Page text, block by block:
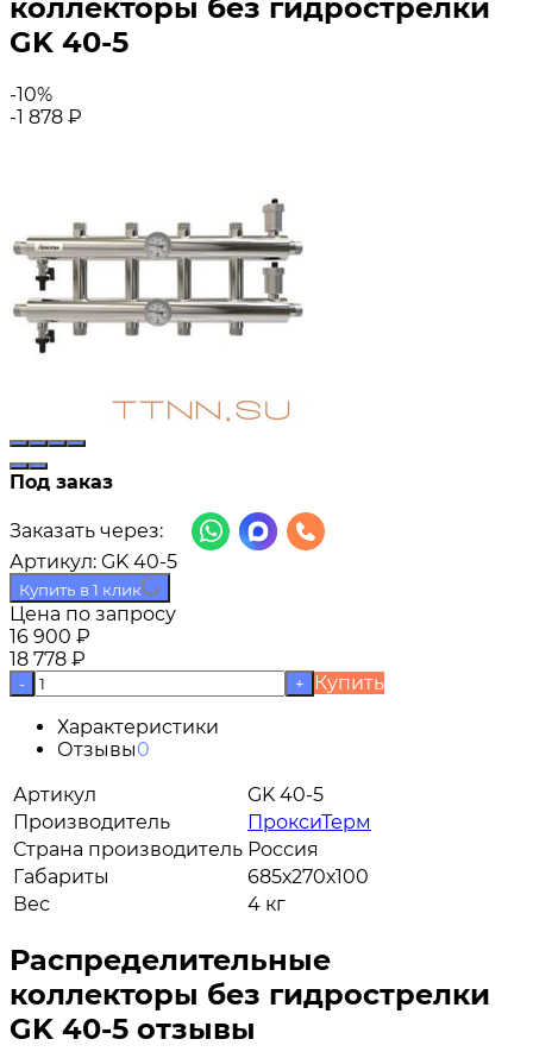
коллекторы без гидрострелки
GK 40-5
-10%
-1 878 ₽
Под заказ
Заказать через:
Артикул: GK 40-5
Купить в 1 клик
Цена по запросу
16 900 ₽
18 778 ₽
- +
Купить
Характеристики
Отзывы0
Артикул
GK 40-5
Производитель
ПроксиТерм
Страна производитель Россия
Габариты
685х270х100
Вес
4 кг
Распределительные
коллекторы без гидрострелки
GK 40-5 отзывы